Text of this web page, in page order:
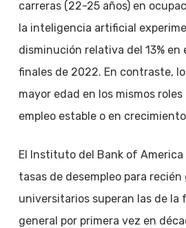
carreras (22-25 años) en
la inteligencia artificial
disminución relativa del 13% en
finales de 2022. En contraste,
mayor edad en los mismos
empleo estable o en
El Instituto del Bank of
tasas de desempleo para
universitarios superan las de la
general por primera vez en